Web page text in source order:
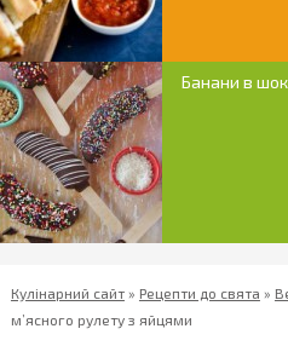
Банани в
Кулінарний сайт» Рецепти до свята »
м’ясного рулету з яйцями